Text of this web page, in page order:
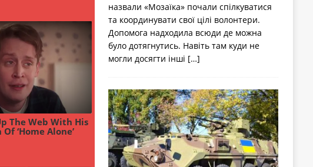
назвали «Мозаїка» почали спілкуватися
та координувати свої цілі волонтери.
Допомога надходила всюди де можна
було дотягнутись. Навіть там куди не
могли досягти інші […]